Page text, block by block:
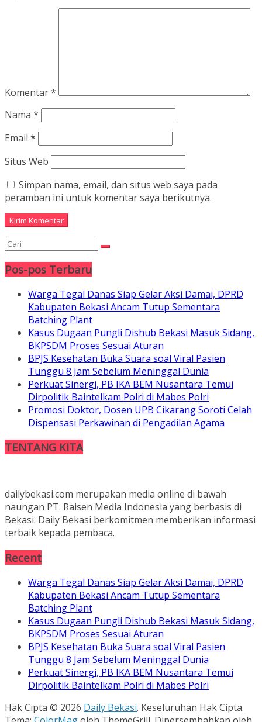
Komentar*
Nama *
Email *
Situs Web
Simpan nama, email, dan situs web saya pada
peramban ini untuk komentar saya berikutnya.
Pos-pos Terbaru
Warga Tegal Danas Siap Gelar Aksi Damai, DPRD
Kabupaten Bekasi Ancam Tutup Sementara
Batching Plant
Kasus Dugaan Pungli Dishub Bekasi Masuk Sidang,
BKPSDM Proses Sesuai Aturan
BPJS Kesehatan Buka Suara soal Viral Pasien
Tunggu 8 Jam Sebelum Meninggal Dunia
Perkuat Sinergi, PB IKA BEM Nusantara Temui
Dirpolitik Baintelkam Polri di Mabes Polri
Promosi Doktor, Dosen UPB Cikarang Soroti Celah
Dispensasi Perkawinan di Pengadilan Agama
TENTANG KITA
dailybekasi.com merupakan media online di bawah
naungan PT. Raisen Media Indonesia yang berbasis di
Bekasi. Daily Bekasi berkomitmen memberikan informasi
terbaik kepada pembaca.
Recent
Warga Tegal Danas Siap Gelar Aksi Damai, DPRD
Kabupaten Bekasi Ancam Tutup Sementara
Batching Plant
Kasus Dugaan Pungli Dishub Bekasi Masuk Sidang,
BKPSDM Proses Sesuai Aturan
BPJS Kesehatan Buka Suara soal Viral Pasien
Tunggu 8 Jam Sebelum Meninggal Dunia
Perkuat Sinergi, PB IKA BEM Nusantara Temui
Dirpolitik Baintelkam Polri di Mabes Polri
Hak Cipta © 2026 Daily Bekasi. Keseluruhan Hak Cipta.